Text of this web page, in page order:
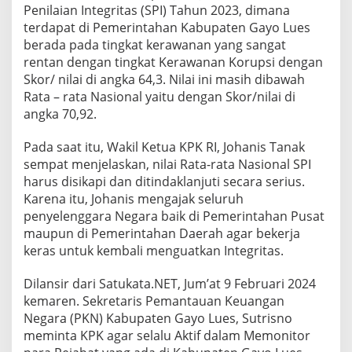
a
D
i
t
i
n
g
k
K
e
a
w
a
n
a
n
o
r
u
p
s
Penilaian Integritas (SPI) Tahun 2023, dimana
terdapat di Pemerintahan Kabupaten Gayo Lues
berada pada tingkat kerawanan yang sangat
rentan dengan tingkat Kerawanan Korupsi dengan
Skor/ nilai di angka 64,3. Nilai ini masih dibawah
Rata – rata Nasional yaitu dengan Skor/nilai di
angka 70,92.
Pada saat itu, Wakil Ketua KPK RI, Johanis Tanak
sempat menjelaskan, nilai Rata-rata Nasional SPI
harus disikapi dan ditindaklanjuti secara serius.
Karena itu, Johanis mengajak seluruh
penyelenggara Negara baik di Pemerintahan Pusat
maupun di Pemerintahan Daerah agar bekerja
keras untuk kembali menguatkan Integritas.
Dilansir dari Satukata.NET, Jum’at 9 Februari 2024
kemaren. Sekretaris Pemantauan Keuangan
Negara (PKN) Kabupaten Gayo Lues, Sutrisno
meminta KPK agar selalu Aktif dalam Memonitor